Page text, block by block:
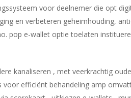
voor deelnemer die opt
en verbeteren geheimhouding,
pop e-wallet optie toelaten
kanaliseren , met veerkrachtig
efficiënt behandeling amp